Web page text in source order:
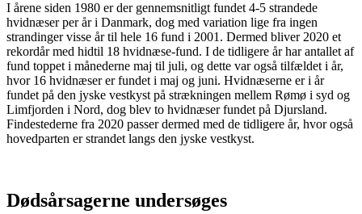
I årene siden 1980 er der gennemsnitligt fundet 4-5 strandede
hvidnæser per år i Danmark, dog med variation lige fra ingen
strandinger visse år til hele 16 fund i 2001. Dermed bliver 2020 et
rekordår med hidtil 18 hvidnæse-fund. I de tidligere år har antallet af
fund toppet i månederne maj til juli, og dette var også tilfældet i år,
hvor 16 hvidnæser er fundet i maj og juni. Hvidnæserne er i år
fundet på den jyske vestkyst på strækningen mellem Rømø i syd og
Limfjorden i Nord, dog blev to hvidnæser fundet på Djursland.
Findestederne fra 2020 passer dermed med de tidligere år, hvor også
hovedparten er strandet langs den jyske vestkyst.
Dødsårsagerne undersøges